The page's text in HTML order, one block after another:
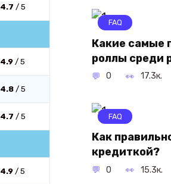
4.7 / 5
4.9 / 5
4.8/ 5
4.7 / 5
4.9 / 5
FAQ
Какие самые
роллы среди
0 17.3к.
FAQ
Как
кредиткой?
0 15.3к.